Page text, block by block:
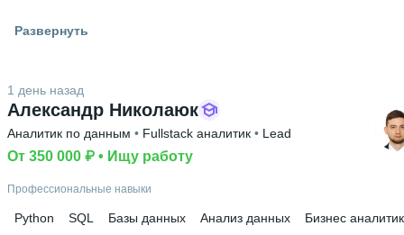
Развернуть
Александр Николаюк
1 день назад
Аналитик по данным • Fullstack аналитик • Lead
От 350 000 ₽ • Ищу работу
Профессиональные навыки
Python SQL Базы данных Анализ данных
Бизнес